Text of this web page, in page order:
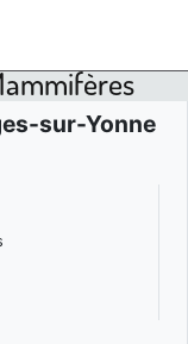
sur-Yonne